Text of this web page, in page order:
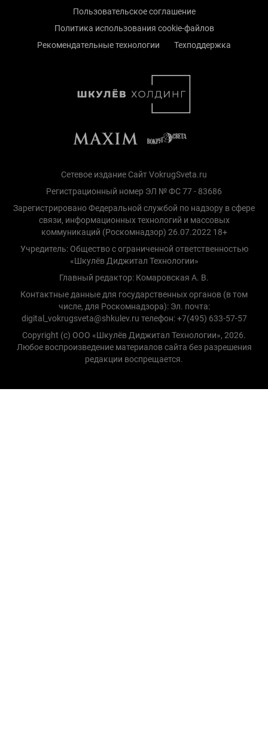
Пользовательское соглашение
Политика использования cookie-файлов
Рекомендательные технологии
Техподдержка
Сетевое издание Сайт VokrugSveta.ru
Регистрационный номер ЭЛ № ФС 77 - 83686
Зарегистрировано Федеральной службой по надзору в сфере
связи, информационных технологий и массовых
коммуникаций (Роскомнадзор) 26.07.2022 18+
Учредитель: Общество с ограниченной ответственностью
«Шкулёв Диджитал Технологии»
Главный редактор: Комаровская А. В.
Контактные данные для государственных органов (в том
числе, для Роскомнадзора): Эл. почта:
digital_vokrugsveta@shkulev.ru телефон: +7(495) 633-57-57
Copyright (с) ООО «Шкулёв Диджитал Технологии», 2026.
Любое воспроизведение материалов сайта без разрешения
редакции воспрещается.